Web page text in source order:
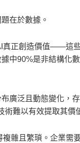
在於數據。
真正創造價值——這些
中90%是非結構化
廣泛且動態變化，
術難以有效提取其價
複雜且繁瑣。企業需